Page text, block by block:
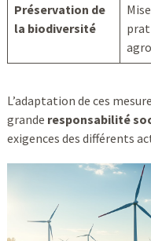
Préservation de
la biodiversité
L’adaptation de ces
grande responsabilité
exigences des différents